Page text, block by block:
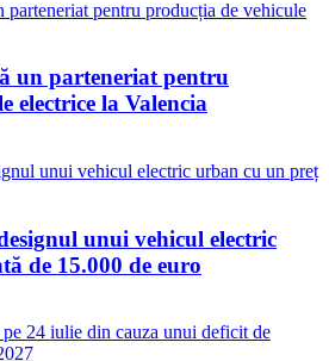
un parteneriat pentru
electrice la Valencia
unui vehicul electric
de 15.000 de euro